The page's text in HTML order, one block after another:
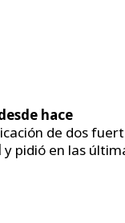
hace
de dos
y pidió en las